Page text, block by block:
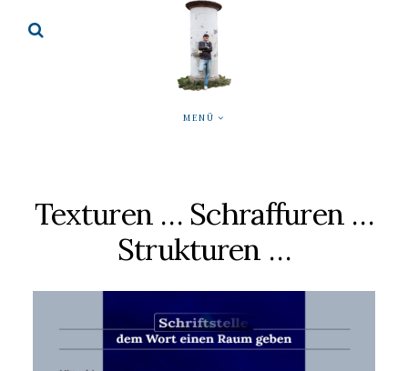
MENÜ
Texturen … Schraffuren …
Strukturen …